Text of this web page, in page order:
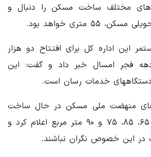
مختلف ساخت مسکن را دنبال و
متری خواهد بود.
این اداره کل برای افتتاح دو هزار
فجر امسال خبر داد و گفت: این
دستگاههای خدمات رسان است.
منهضت ملی مسکن در حال ساخت
استان تهران را ۵۵، ۶۵، ۸۵، ۷۵ و ۹۰ متر مربع اعلام کرد و
در این خصوص نگران نباشند.